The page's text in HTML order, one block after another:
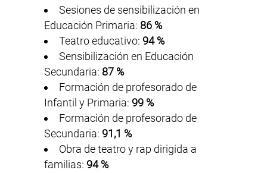
Sesiones de sensibilización en
Educación Primaria: 86 %
Teatro educativo: 94 %
Sensibilización en Educación
Secundaria: 87 %
Formación de profesorado de
Infantil y Primaria: 99 %
Formación de profesorado de
Secundaria: 91,1 %
Obra de teatro y rap dirigida a
familias: 94 %